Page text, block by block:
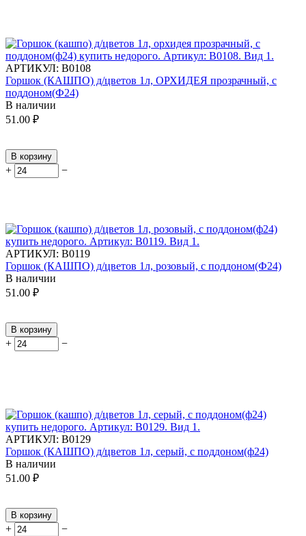
АРТИКУЛ: В0108
Горшок (КАШПО) д/цветов 1л, ОРХИДЕЯ прозрачный, с
поддоном(Ф24)
В наличии
51.00 ₽
В корзину
+ −
АРТИКУЛ: В0119
Горшок (КАШПО) д/цветов 1л, розовый, с поддоном(Ф24)
В наличии
51.00 ₽
В корзину
+ −
АРТИКУЛ: В0129
Горшок (КАШПО) д/цветов 1л, серый, с поддоном(ф24)
В наличии
51.00 ₽
В корзину
+ −